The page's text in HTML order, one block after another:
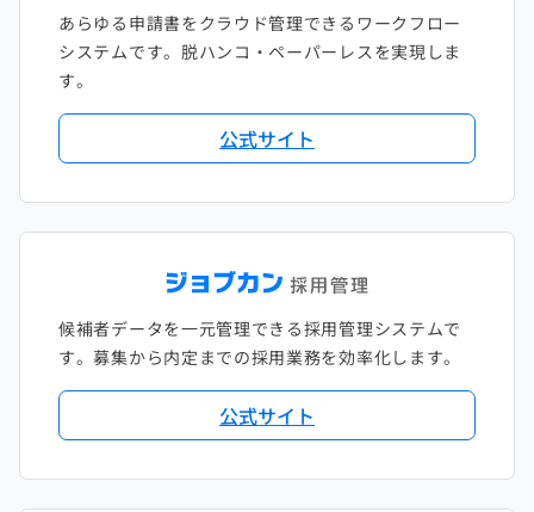
あらゆる申請書をクラウド管理できるワークフロー
システムです。脱ハンコ・ペーパーレスを実現しま
す。
公式サイト
候補者データを一元管理できる採用管理システムで
す。募集から内定までの採用業務を効率化します。
公式サイト